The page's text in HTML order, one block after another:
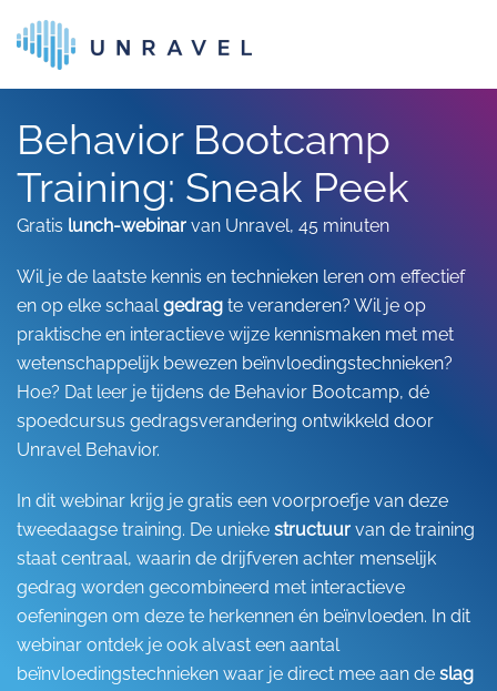
Skip to main content
Behavior Bootcamp
Training: Sneak Peek
Gratis lunch-webinar van Unravel, 45 minuten
Wil je de laatste kennis en technieken leren om effectief
en op elke schaalgedrag te veranderen? Wil je op
praktische en interactieve wijze kennismaken met met
wetenschappelijk bewezen beïnvloedingstechnieken?
Hoe? Dat leer je tijdens de Behavior Bootcamp, dé
spoedcursus gedragsverandering ontwikkeld door
Unravel Behavior.
In dit webinar krijg je gratis een voorproefje van deze
tweedaagse training. De unieke structuur van de training
staat centraal, waarin de drijfveren achter menselijk
gedrag worden gecombineerd met interactieve
oefeningen om deze te herkennen én beïnvloeden. In dit
webinar ontdek je ook alvast een aantal
beïnvloedingstechnieken waar je direct mee aan de slag